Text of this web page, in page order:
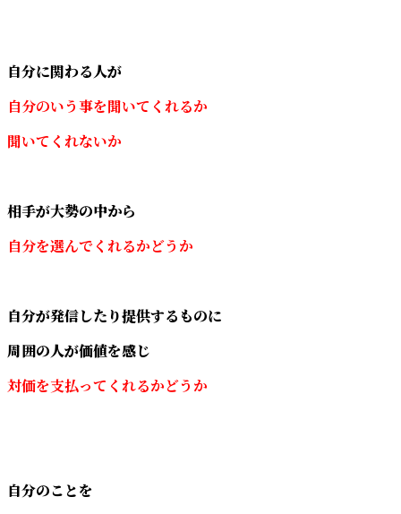
自分に関わる人が
自分のいう事を聞いてくれるか
聞いてくれないか
相手が大勢の中から
自分を選んでくれるかどうか
自分が発信したり提供するものに
周囲の人が価値を感じ
対価を支払ってくれるかどうか
自分のことを